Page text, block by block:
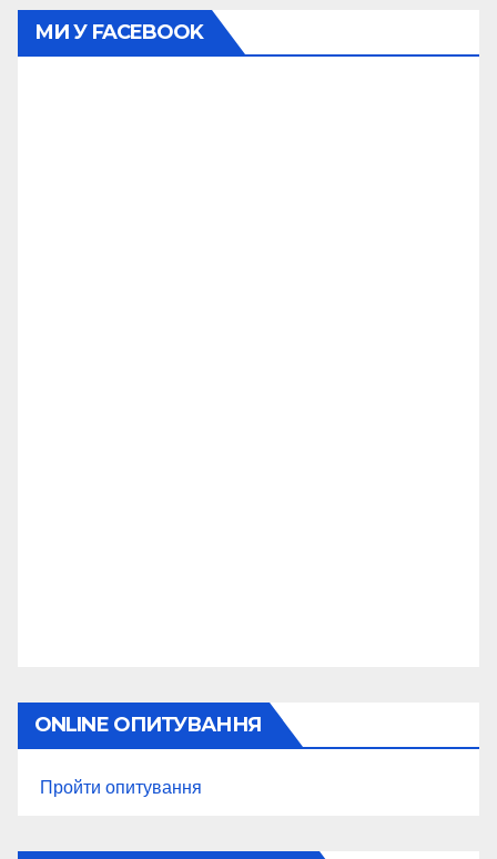
МИ У FACEBOOK
ONLINE ОПИТУВАННЯ
Пройти опитування